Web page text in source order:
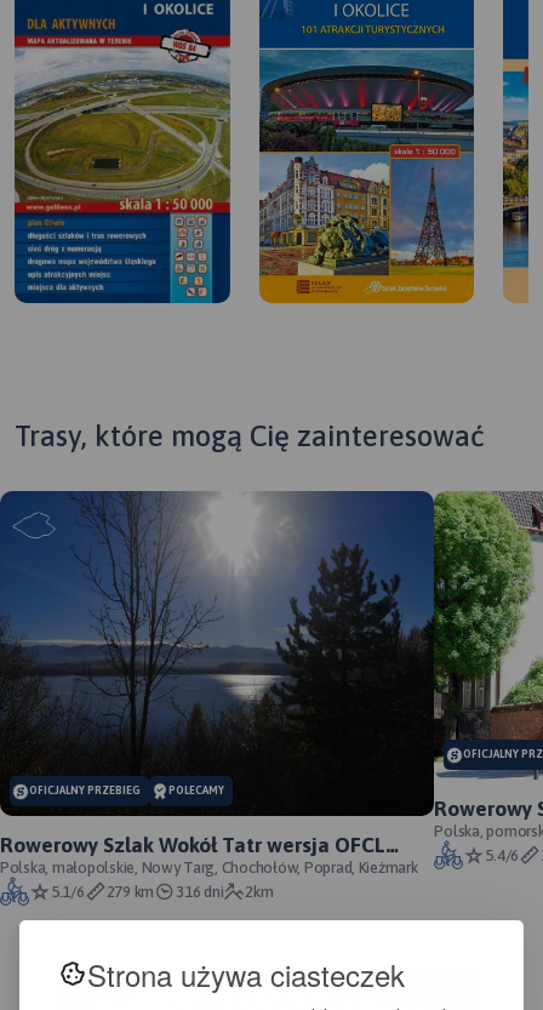
Strona używa ciasteczek
MAPA TURYSTYCZNA W
APLIKACJI TRASEO
MAPA TURYSTYCZNA W
APLIKACJI TRASEO
i
Trasy, które mogą Cię zainteresować
OFICJALNY PRZEBIEG POLECAMY
Rowerowy Szlak Wokół Tatr wersja OFCL
(oficjalna) - oficjalny przebieg
Polska, małopolskie, Nowy Targ, Chochołów, Poprad, Kieżmark
5.1/6
279 km 316 dni 2km
OFICJALNY
Rowerowy
przebieg
Polska,
5.4/6